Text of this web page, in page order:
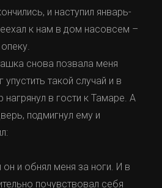
и наступил январь-
к нам в дом насовсем –
снова позвала меня
такой случай и в
нагрянул в гости к Тамаре. А
подмигнул ему и
и обнял меня за ноги. И в
почувствовал себя